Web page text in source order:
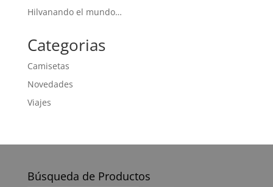
Hilvanando el mundo…
Categorias
Camisetas
Novedades
Viajes
Búsqueda de Productos